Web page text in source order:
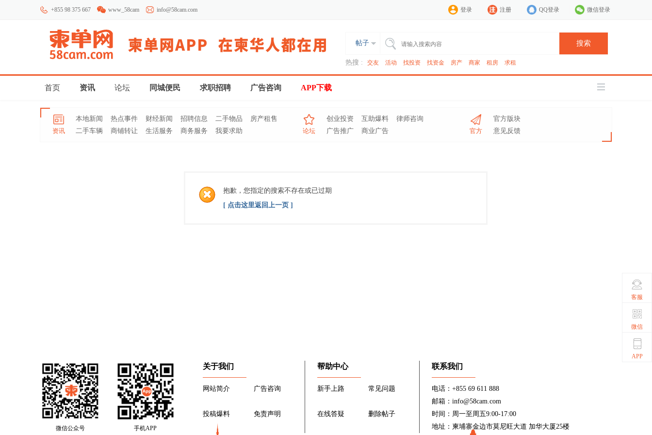
+855 98 375 667 www_58cam info@58cam.com 登录 注册 QQ登录 微信登录
帖子 搜索
热搜 : 交友 活动 找投资 找资金 房产 商家 租房 求租
首页 资讯 论坛 同城便民 求职招聘 广告咨询 APP下载
资讯
本地新闻 热点事件 财经新闻 招聘信息 二手物品
房产租售
二手车辆
商铺转让 生活服务 商务服务 我要求助 论坛
创业投资 互助爆料
律师咨询
广告推广
商业广告 官方
官方版块
意见反馈
抱歉，您指定的搜索不存在或已过期
[ 点击这里返回上一页 ]
微信公众号 手机APP
关于我们
网站简介 广告咨询
投稿爆料 免责声明
帮助中心
新手上路 常见问题
在线答疑 删除帖子
联系我们
电话：+855 69 611 888
邮箱：info@58cam.com
时间：周一至周五9:00-17:00
地址：柬埔寨金边市莫尼旺大道 加华大厦25楼
客服
微信
APP